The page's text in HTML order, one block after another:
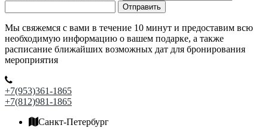
Отправить
Мы свяжемся с вами в течение 10 минут и предоставим всю
необходимую информацию о вашем подарке, а также
расписание ближайших возможных дат для бронирования
мероприятия
+7(953)361-1865
+7(812)981-1865
Санкт-Петербург